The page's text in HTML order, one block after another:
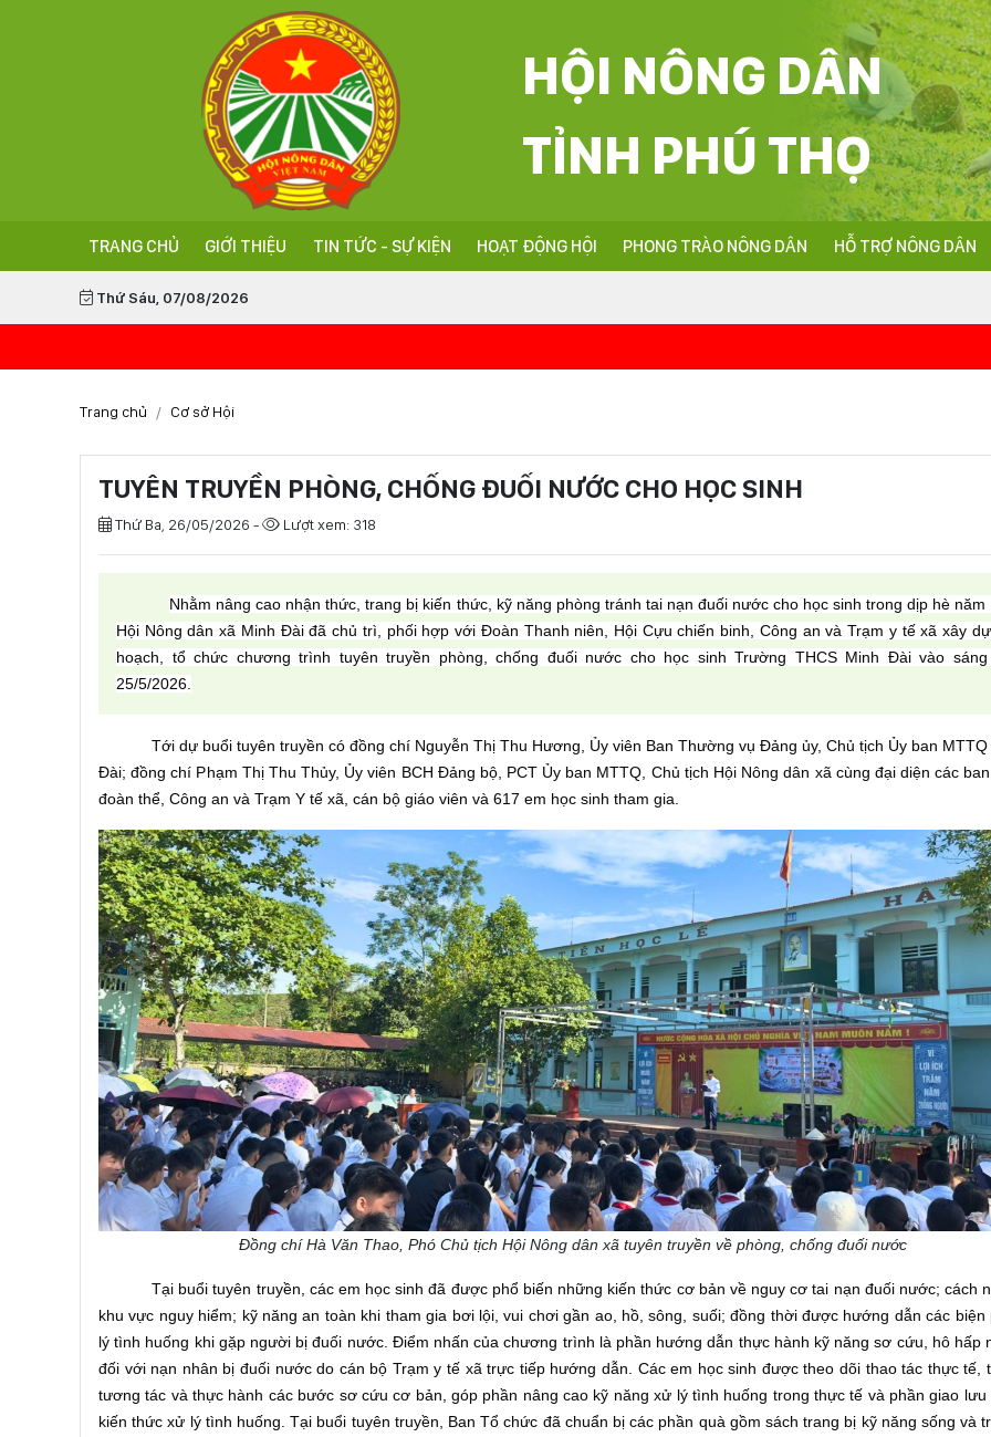
HỘI NÔNG DÂN
TỈNH PHÚ THỌ
TRANG CHỦ GIỚI THIỆU TIN TỨC - SỰ KIỆN HOẠT ĐỘNG HỘI PHONG TRÀO NÔNG DÂN HỖ TRỢ NÔNG DÂN
Thứ Sáu, 07/08/2026
<<<Nhiệt liệt
Trang chủ Cơ sở Hội
TUYÊN TRUYỀN PHÒNG, CHỐNG ĐUỐI NƯỚC CHO HỌC SINH
Thứ Ba, 26/05/2026 - Lượt xem: 318
Nhằm nâng cao nhận thức, trang bị kiến thức, kỹ năng phòng tránh tai nạn đuối nước cho học sinh trong dịp hè năm
Hội Nông dân xã Minh Đài đã chủ trì, phối hợp với Đoàn Thanh niên, Hội Cựu chiến binh, Công an và Trạm y tế xã xây
hoạch, tổ chức chương trình tuyên truyền phòng, chống đuối nước cho học sinh Trường THCS Minh Đài vào sáng
25/5/2026.
Tới dự buổi tuyên truyền có đồng chí Nguyễn Thị Thu Hương, Ủy viên Ban Thường vụ Đảng ủy, Chủ tịch Ủy ban MTTQ
Đài; đồng chí Phạm Thị Thu Thủy, Ủy viên BCH Đảng bộ, PCT Ủy ban MTTQ, Chủ tịch Hội Nông dân xã cùng đại diện các
đoàn thể, Công an và Trạm Y tế xã, cán bộ giáo viên và 617 em học sinh tham gia.
Đồng chí Hà Văn Thao, Phó Chủ tịch Hội Nông dân xã tuyên truyền về phòng, chống đuối nước
Tại buổi tuyên truyền, các em học sinh đã được phổ biến những kiến thức cơ bản về nguy cơ tai nạn đuối nước; cách
khu vực nguy hiểm; kỹ năng an toàn khi tham gia bơi lội, vui chơi gần ao, hồ, sông, suối; đồng thời được hướng dẫn các biện
lý tình huống khi gặp người bị đuối nước. Điểm nhấn của chương trình là phần hướng dẫn thực hành kỹ năng sơ cứu, hô hấp
đối với nạn nhân bị đuối nước do cán bộ Trạm y tế xã trực tiếp hướng dẫn. Các em học sinh được theo dõi thao tác thực tế,
tương tác và thực hành các bước sơ cứu cơ bản, góp phần nâng cao kỹ năng xử lý tình huống trong thực tế và phần giao lưu
kiến thức xử lý tình huống. Tại buổi tuyên truyền, Ban Tổ chức đã chuẩn bị các phần quà gồm sách trang bị kỹ năng sống và